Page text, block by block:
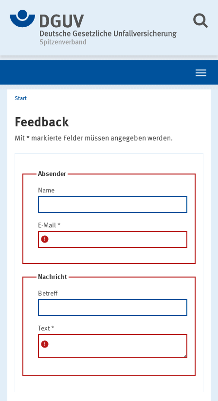
Start
Feedback
Mit * markierte Felder müssen angegeben werden.
Absender
Name
E-Mail *
error
Nachricht
Betreff
Text *
error